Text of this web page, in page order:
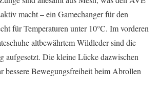
macht – ein Gamechanger für den
für Temperaturen unter 10°C. Im vorderen
altbewährtem Wildleder sind die
aufgesetzt. Die kleine Lücke dazwischen
bessere Bewegungsfreiheit beim Abrollen